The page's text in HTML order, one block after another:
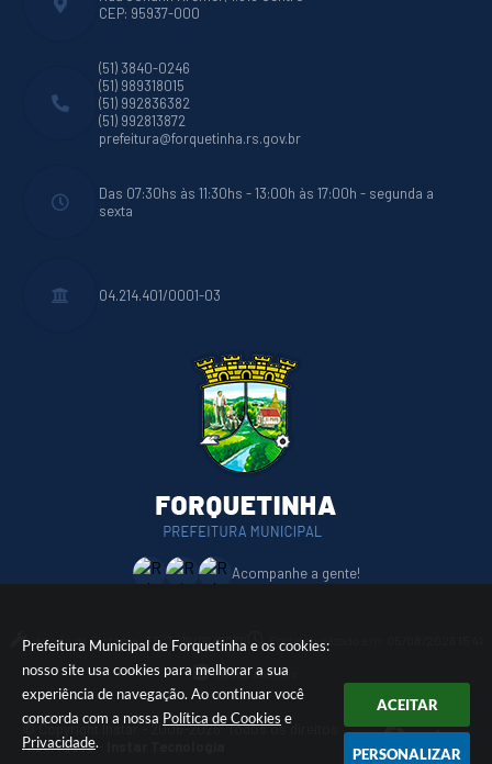
Prefeitura Municipal de Forquetinha e os cookies:
nosso site usa cookies para melhorar a sua
experiência de navegação. Ao continuar você
concorda com a nossa Política de Cookies e
Privacidade.
ACEITAR
PERSONALIZAR
Acompanhe a gente!
CEP: 95937-000
(51) 3840-0246
(51) 989318015
(51) 992836382
(51) 992813872
prefeitura@forquetinha.rs.gov.br
Das 07:30hs às 11:30hs - 13:00h às 17:00h - segunda a
sexta
04.214.401/0001-03
Versão do Sistema: 3.5.3 - 19/06/2026 Portal atualizado em:
Dados Abertos
© Copyright Instar - 2006-2026. Todos os direitos
reservados -